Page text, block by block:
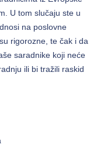
U tom slučaju ste u
na poslovne
rigorozne, te čak i da
saradnike koji neće
ili bi tražili raskid